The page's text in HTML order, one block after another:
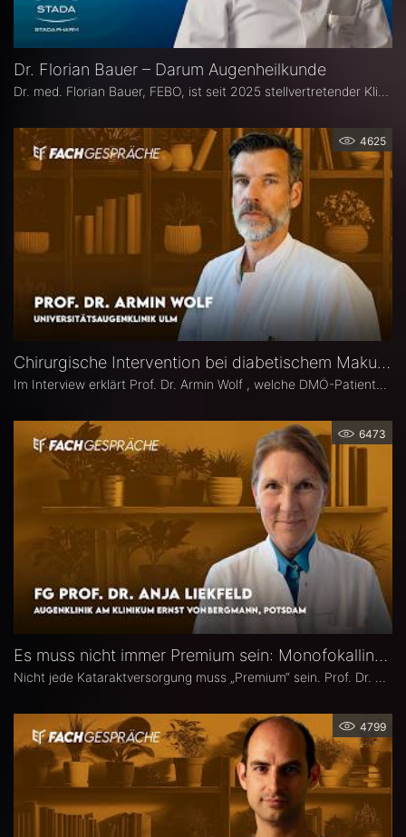
Dr. Florian Bauer – Darum Augenheilkunde
4625
Chirurgische Intervention bei diabetischem Makulaödem – Prof. Dr. Armin Wolf
6473
Es muss nicht immer Premium sein: Monofokallinsen – Prof. Dr. Anja Liekfeld
4799